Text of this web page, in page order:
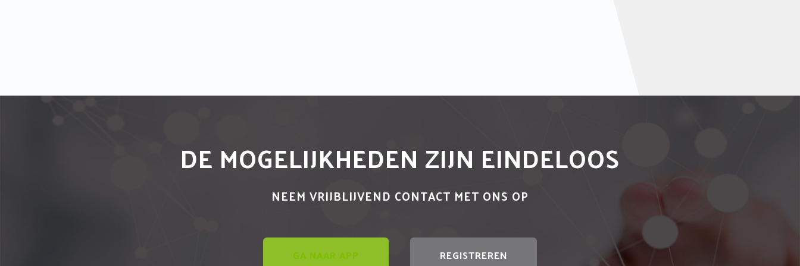
DE MOGELIJKHEDEN ZIJN EINDELOOS
NEEM VRIJBLIJVEND CONTACT MET ONS OP
GA NAAR APP REGISTREREN